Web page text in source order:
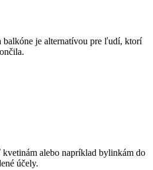
balkóne je alternatívou pre ľudí, ktorí
kvetinám alebo napríklad bylinkám do
účely.